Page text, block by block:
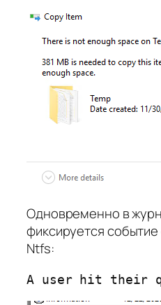
Одновременно в
фиксируется
Ntfs:
A user hit their